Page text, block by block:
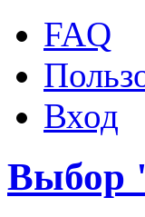
FAQ
Вход
Выбор